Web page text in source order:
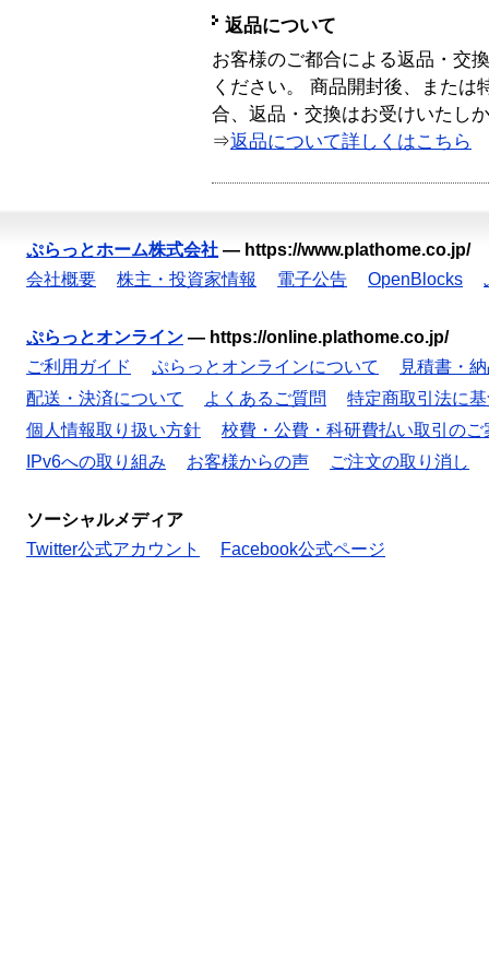
返品について
お客様のご都合による返品・交
ください。 商品開封後、または
合、返品・交換はお受けいたし
⇒返品について詳しくはこちら
ぷらっとホーム株式会社 — https://www.plathome.co.jp/
会社概要
株主・投資家情報 電子公告 OpenBlocks
ぷらっとオンライン — https://online.plathome.co.jp/
ご利用ガイド
ぷらっとオンラインについて
見積書・
配送・決済について
よくあるご質問
特定商取引法に
個人情報取り扱い方針
校費・公費・科研費払い取引のご
IPv6への取り組み
お客様からの声 ご注文の取り消し
ソーシャルメディア
Twitter公式アカウント
Facebook公式ページ